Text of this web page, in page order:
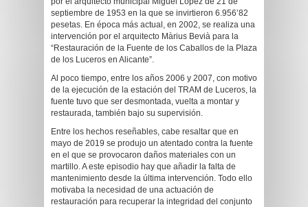
septiembre de 1953 en la que se invirtieron 6.956’82
pesetas. En época más actual, en 2002, se realiza una
intervención por el arquitecto Màrius Bevià para la
“Restauración de la Fuente de los Caballos de la Plaza
de los Luceros en Alicante”.
Al poco tiempo, entre los años 2006 y 2007, con motivo
de la ejecución de la estación del TRAM de Luceros, la
fuente tuvo que ser desmontada, vuelta a montar y
restaurada, también bajo su supervisión.
Entre los hechos reseñables, cabe resaltar que en
mayo de 2019 se produjo un atentado contra la fuente
en el que se provocaron daños materiales con un
martillo. A este episodio hay que añadir la falta de
mantenimiento desde la última intervención. Todo ello
motivaba la necesidad de una actuación de
restauración para recuperar la integridad del conjunto